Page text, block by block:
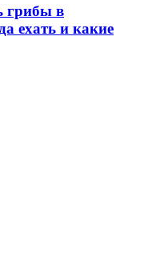
грибы в
ехать и какие